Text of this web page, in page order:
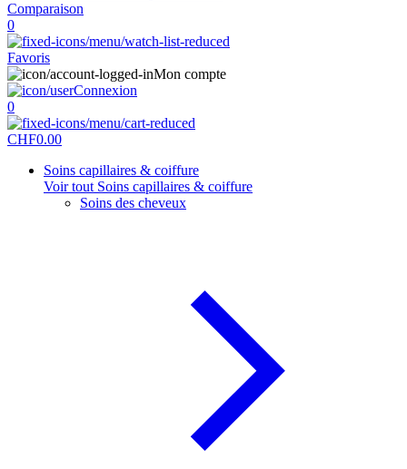
Comparaison
0
Favoris
Mon compte
Connexion
0
CHF0.00
Soins capillaires & coiffure
Voir tout Soins capillaires & coiffure
Soins des cheveux